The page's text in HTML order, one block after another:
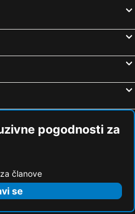
pogodnosti za
članove
se